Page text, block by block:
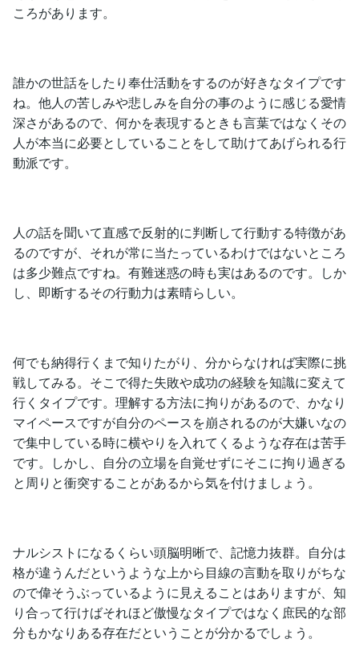
ころがあります。
誰かの世話をしたり奉仕活動をするのが好きなタイプです
ね。他人の苦しみや悲しみを自分の事のように感じる愛情
深さがあるので、何かを表現するときも言葉ではなくその
人が本当に必要としていることをして助けてあげられる行
動派です。
人の話を聞いて直感で反射的に判断して行動する特徴があ
るのですが、それが常に当たっているわけではないところ
は多少難点ですね。有難迷惑の時も実はあるのです。しか
し、即断するその行動力は素晴らしい。
何でも納得行くまで知りたがり、分からなければ実際に挑
戦してみる。そこで得た失敗や成功の経験を知識に変えて
行くタイプです。理解する方法に拘りがあるので、かなり
マイペースですが自分のペースを崩されるのが大嫌いなの
で集中している時に横やりを入れてくるような存在は苦手
です。しかし、自分の立場を自覚せずにそこに拘り過ぎる
と周りと衝突することがあるから気を付けましょう。
ナルシストになるくらい頭脳明晰で、記憶力抜群。自分は
格が違うんだというような上から目線の言動を取りがちな
ので偉そうぶっているように見えることはありますが、知
り合って行けばそれほど傲慢なタイプではなく庶民的な部
分もかなりある存在だということが分かるでしょう。